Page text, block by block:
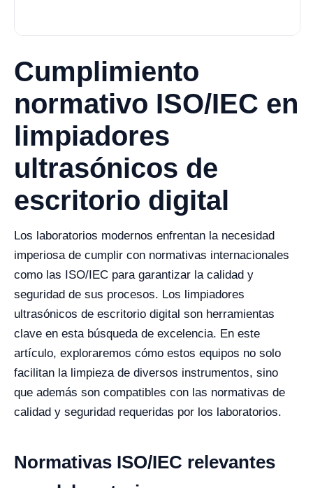
Cumplimiento
normativo ISO/IEC en
limpiadores
ultrasónicos de
escritorio digital
Los laboratorios modernos enfrentan la necesidad
imperiosa de cumplir con normativas internacionales
como las ISO/IEC para garantizar la calidad y
seguridad de sus procesos. Los limpiadores
ultrasónicos de escritorio digital son herramientas
clave en esta búsqueda de excelencia. En este
artículo, exploraremos cómo estos equipos no solo
facilitan la limpieza de diversos instrumentos, sino
que además son compatibles con las normativas de
calidad y seguridad requeridas por los laboratorios.
Normativas ISO/IEC relevantes